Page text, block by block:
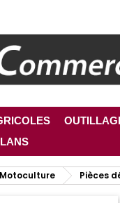
Motoculture Pièces